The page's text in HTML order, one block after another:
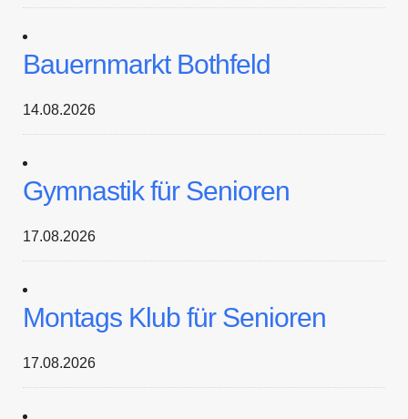
Bauernmarkt Bothfeld
14.08.2026
Gymnastik für Senioren
17.08.2026
Montags Klub für Senioren
17.08.2026